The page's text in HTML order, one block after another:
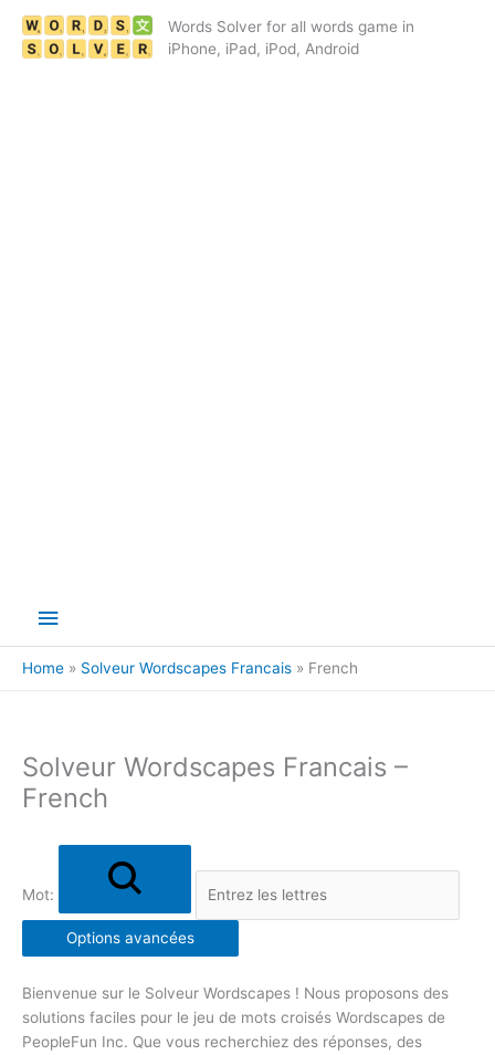
content
Words Solver for all words game in
iPhone, iPad, iPod, Android
Main
Menu
Home Solveur Wordscapes Francais French
Solveur Wordscapes Francais –
French
Mot:
Options avancées
Bienvenue sur le Solveur Wordscapes ! Nous proposons des
solutions faciles pour le jeu de mots croisés Wordscapes de
PeopleFun Inc. Que vous recherchiez des réponses, des